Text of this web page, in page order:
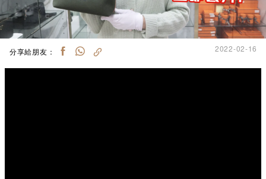
分享給朋友： 2022-02-16